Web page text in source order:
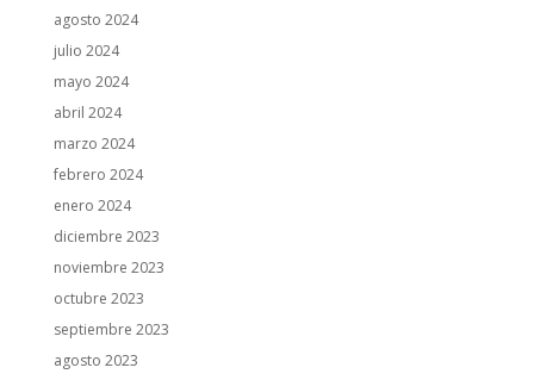
agosto 2024
julio 2024
mayo 2024
abril 2024
marzo 2024
febrero 2024
enero 2024
diciembre 2023
noviembre 2023
octubre 2023
septiembre 2023
agosto 2023